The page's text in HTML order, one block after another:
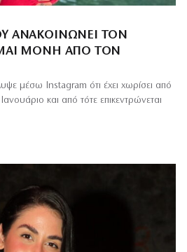
ΑΝΑΚΟΙΝΏΝΕΙ ΤΟΝ
ΜΌΝΗ ΑΠΌ ΤΟΝ
μέσω Instagram ότι έχει χωρίσει από
και από τότε επικεντρώνεται